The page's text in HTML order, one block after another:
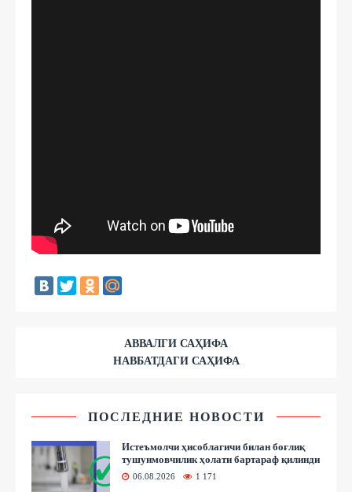
АВВАЛГИ САҲИФА
НАВБАТДАГИ САҲИФА
ПОСЛЕДНИЕ НОВОСТИ
Истеъмолчи ҳисоблагичи билан боғлиқ
тушунмовчилик ҳолати бартараф қилинди
06.08.2026 1 171